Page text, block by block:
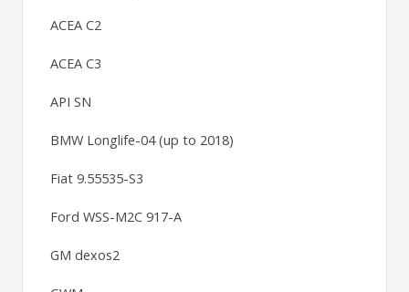
ACEA C2
ACEA C3
API SN
BMW Longlife-04 (up to 2018)
Fiat 9.55535-S3
Ford WSS-M2C 917-A
GM dexos2